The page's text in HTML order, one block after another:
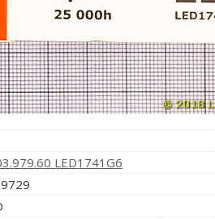
LED1741G6